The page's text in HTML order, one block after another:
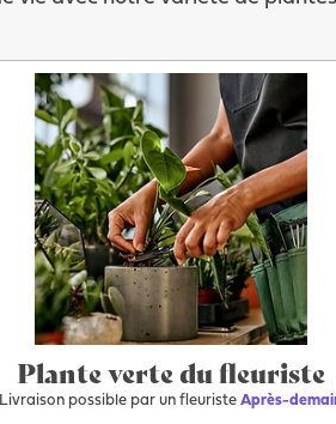
Plante verte du fleuriste
Livraison possible par un fleuristeAprès-